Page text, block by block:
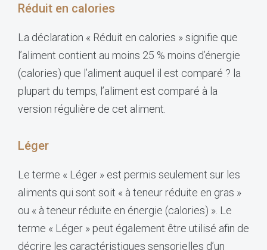
Réduit en calories
La déclaration « Réduit en calories » signifie que
l’aliment contient au moins 25 % moins d’énergie
(calories) que l’aliment auquel il est comparé ? la
plupart du temps, l’aliment est comparé à la
version régulière de cet aliment.
Léger
Le terme « Léger » est permis seulement sur les
aliments qui sont soit « à teneur réduite en gras »
ou « à teneur réduite en énergie (calories) ». Le
terme « Léger » peut également être utilisé afin de
décrire les caractéristiques sensorielles d’un